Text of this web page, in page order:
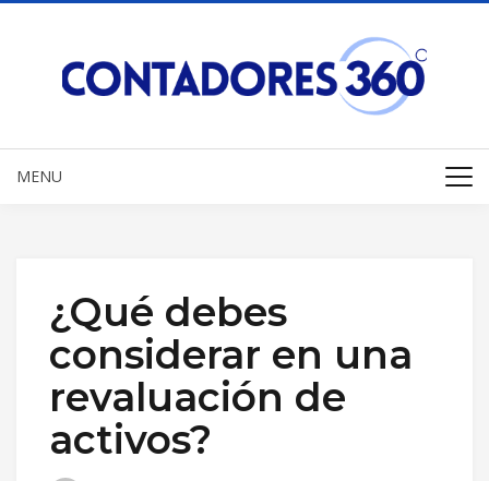
MENU
¿Qué debes
considerar en una
revaluación de
activos?